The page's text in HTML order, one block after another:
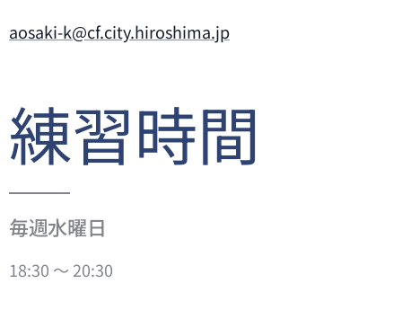
aosaki-k@cf.city.hiroshima.jp
練習時間
毎週水曜日
18:30 ～ 20:30